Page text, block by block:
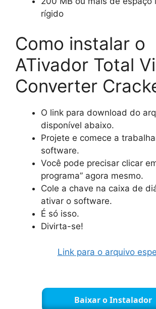
rígido
Como instalar o
ATivador Total
Converter
O link para download do
disponível abaixo.
Projete e comece a
software.
Você pode precisar clicar
programa” agora mesmo.
Cole a chave na caixa de
ativar o software.
É só isso.
Divirta-se!
Link para o arquivo
Baixar o Instalador